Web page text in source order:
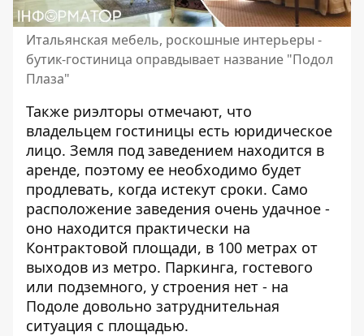
Итальянская мебель, роскошные интерьеры -
бутик-гостиница оправдывает название "Подол
Плаза"
Также риэлторы отмечают, что
владельцем гостиницы есть юридическое
лицо. Земля под заведением находится в
аренде, поэтому ее необходимо будет
продлевать, когда истекут сроки. Само
расположение заведения очень удачное -
оно находится практически на
Контрактовой площади, в 100 метрах от
выходов из метро. Паркинга, гостевого
или подземного, у строения нет - на
Подоле довольно затруднительная
ситуация с площадью.